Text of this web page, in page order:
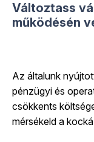
Változtass
működésén
Az általunk
pénzügyi és
csökkents
mérsékeld a